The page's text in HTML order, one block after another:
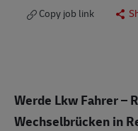
Copy job link
Werde Lkw Fahrer –
Wechselbrücken in